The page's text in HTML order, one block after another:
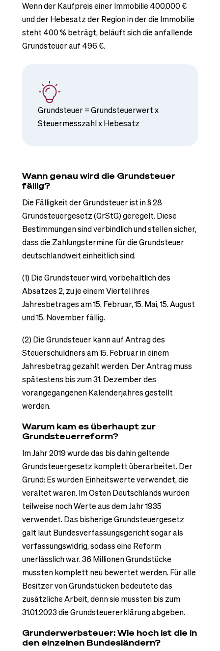
Wenn der Kaufpreis einer Immobilie 400.000 €
und der Hebesatz der Region in der die Immobilie
steht 400 % beträgt, beläuft sich die anfallende
Grundsteuer auf 496 €.
Grundsteuer = Grundsteuerwert x
Steuermesszahl x Hebesatz
Wann genau wird die Grundsteuer
fällig?
Die Fälligkeit der Grundsteuer ist in § 28
Grundsteuergesetz (GrStG) geregelt. Diese
Bestimmungen sind verbindlich und stellen sicher,
dass die Zahlungstermine für die Grundsteuer
deutschlandweit einheitlich sind.
(1) Die Grundsteuer wird, vorbehaltlich des
Absatzes 2, zu je einem Viertel ihres
Jahresbetrages am 15. Februar, 15. Mai, 15. August
und 15. November fällig.
(2) Die Grundsteuer kann auf Antrag des
Steuerschuldners am 15. Februar in einem
Jahresbetrag gezahlt werden. Der Antrag muss
spätestens bis zum 31. Dezember des
vorangegangenen Kalenderjahres gestellt
werden.
Warum kam es überhaupt zur
Grundsteuerreform?
Im Jahr 2019 wurde das bis dahin geltende
Grundsteuergesetz komplett überarbeitet. Der
Grund: Es wurden Einheitswerte verwendet, die
veraltet waren. Im Osten Deutschlands wurden
teilweise noch Werte aus dem Jahr 1935
verwendet. Das bisherige Grundsteuergesetz
galt laut Bundesverfassungsgericht sogar als
verfassungswidrig, sodass eine Reform
unerlässlich war. 36 Millionen Grundstücke
mussten komplett neu bewertet werden. Für alle
Besitzer von Grundstücken bedeutete das
zusätzliche Arbeit, denn sie mussten bis zum
31.01.2023 die Grundsteuererklärung abgeben.
Grunderwerbsteuer: Wie hoch ist die in
den einzelnen Bundesländern?